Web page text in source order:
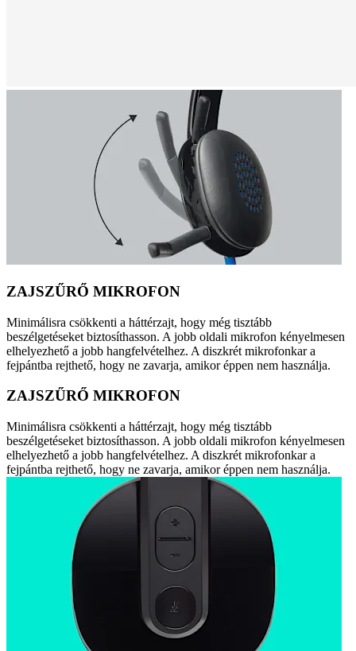
ZAJSZŰRŐ MIKROFON
Minimálisra csökkenti a háttérzajt, hogy még tisztább
beszélgetéseket biztosíthasson. A jobb oldali mikrofon kényelmesen
elhelyezhető a jobb hangfelvételhez. A diszkrét mikrofonkar a
fejpántba rejthető, hogy ne zavarja, amikor éppen nem használja.
ZAJSZŰRŐ MIKROFON
Minimálisra csökkenti a háttérzajt, hogy még tisztább
beszélgetéseket biztosíthasson. A jobb oldali mikrofon kényelmesen
elhelyezhető a jobb hangfelvételhez. A diszkrét mikrofonkar a
fejpántba rejthető, hogy ne zavarja, amikor éppen nem használja.